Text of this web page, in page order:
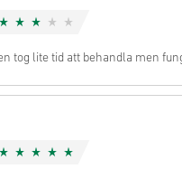
tog lite tid att behandla men